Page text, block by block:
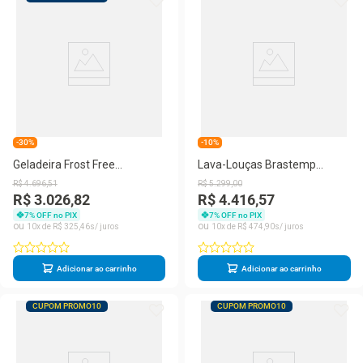
-30%
Geladeira Frost Free
BRM46MK Duplex 385 Litros
Inox Extrafrio Brastemp
R$4.696,51
R$ 3.026,82
7% OFF no PIX
10
R$ 325 46
Adicionar ao carrinho
-10%
Lava-Louças Brastemp
BLF61AR 15 Serviços Smart
Sensor Inox
R$5.299,00
R$ 4.416,57
7% OFF no PIX
10
R$ 474 90
Adicionar ao carrinho
CUPOM PROMO10 CUPOM PROMO10